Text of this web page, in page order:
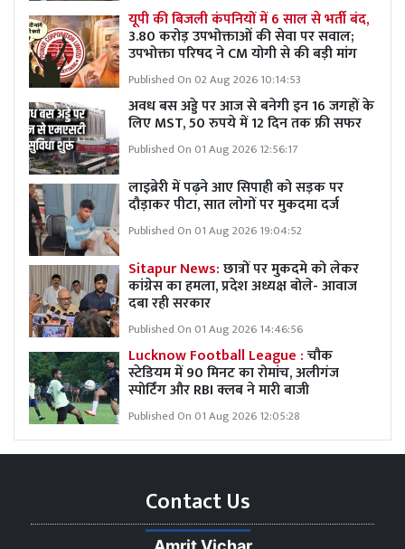
यूपी की बिजली कंपनियों में 6 साल से भर्ती बंद,
3.80 करोड़ उपभोक्ताओं की सेवा पर सवाल;
उपभोक्ता परिषद ने CM योगी से की बड़ी मांग
Published On 02 Aug 2026 10:14:53
अवध बस अड्डे पर आज से बनेगी इन 16 जगहों के
लिए MST, 50 रुपये में 12 दिन तक फ्री सफर
Published On 01 Aug 2026 12:56:17
लाइब्रेरी में पढ़ने आए सिपाही को सड़क पर
दौड़ाकर पीटा, सात लोगों पर मुकदमा दर्ज
Published On 01 Aug 2026 19:04:52
Sitapur News:छात्रों पर मुकदमे को लेकर
कांग्रेस का हमला, प्रदेश अध्यक्ष बोले- आवाज
दबा रही सरकार
Published On 01 Aug 2026 14:46:56
Lucknow Football League :चौक
स्टेडियम में 90 मिनट का रोमांच, अलीगंज
स्पोर्टिंग और RBI क्लब ने मारी बाजी
Published On 01 Aug 2026 12:05:28
Contact Us